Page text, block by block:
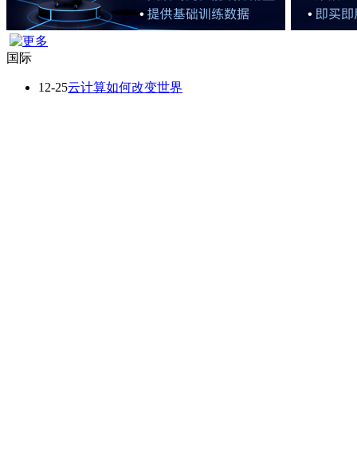
国际
12-25云计算如何改变世界